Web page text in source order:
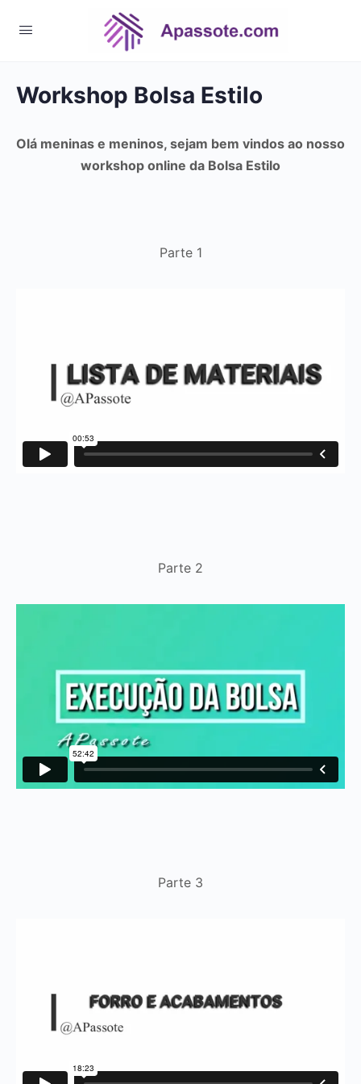
Workshop Bolsa Estilo
Olá meninas e meninos, sejam bem vindos ao nosso
workshop online da Bolsa Estilo
Parte 1
Parte 2
Parte 3